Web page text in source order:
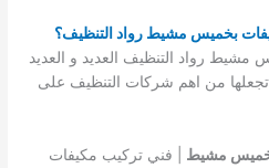
بخميس مشيط رواد التنظيف؟
رواد التنظيف العديد و العديد
تجعلها من اهم شركات التنظيف على
مشيط | فني تركيب مكيفات